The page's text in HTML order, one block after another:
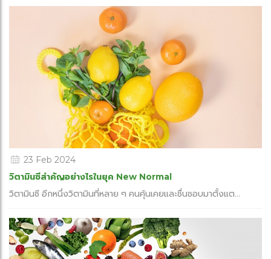
23 Feb 2024
วิตามินซีสำคัญอย่างไรในยุค New Normal
วิตามินซี อีกหนึ่งวิตามินที่หลาย ๆ คนคุ้นเคยและชื่นชอบมาตั้งแต...